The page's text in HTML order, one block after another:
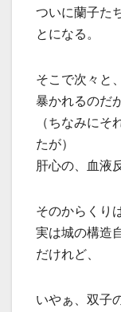
ついに蘭子た
とになる。
そこで次々と
暴かれるのだが
（ちなみに
たが）
肝心の、血液
そのからくりは
実は城の構造
だけれど、
いやぁ、双子